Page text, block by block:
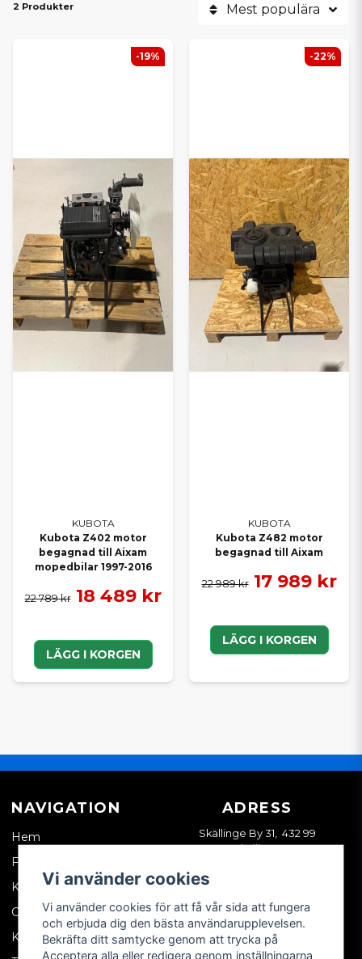
2 Produkter Mest populära
KUBOTA
Kubota Z402 motor
begagnad till Aixam
mopedbilar 1997-2016
22 789 kr 18 489 kr
LÄGG I KORGEN
-19%
KUBOTA
Kubota Z482 motor
begagnad till Aixam
22 989 kr 17 989 kr
LÄGG I KORGEN
-22%
NAVIGATION
Hem
Företagskund
Kontakta oss
Om oss
Köpvillkor
ADRESS
Skällinge By 31, 432 99
Skällinge
Vi använder cookies
Vi använder cookies för att få vår sida att fungera
och erbjuda dig den bästa användarupplevelsen.
Bekräfta ditt samtycke genom att trycka på
Acceptera alla eller redigera genom inställningarna